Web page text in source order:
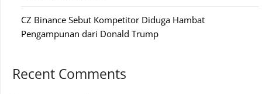
CZ Binance Sebut Kompetitor Diduga Hambat
Pengampunan dari Donald Trump
Recent Comments